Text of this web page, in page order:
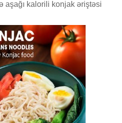
aşağı kalorili konjak əriştəsi